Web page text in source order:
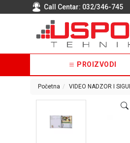
Call Centar: 032/346-745
PROIZVODI
Početna VIDEO NADZOR I